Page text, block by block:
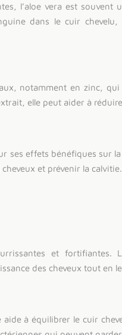
l’aloe vera est souvent
dans le cuir
notamment en zinc,
elle peut aider à
ses effets bénéfiques sur
et prévenir la calvitie.
et fortifiantes.
des cheveux tout en
à équilibrer le cuir